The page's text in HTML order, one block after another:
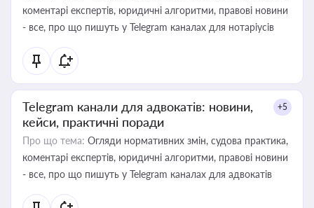
коментарі експертів, юридичні алгоритми, правові новини
- все, про що пишуть у Telegram каналах для нотаріусів
Telegram канали для адвокатів: новини,
кейси, практичні поради
+5
Про що тема: Огляди нормативних змін, судова практика,
коментарі експертів, юридичні алгоритми, правові новини
- все, про що пишуть у Telegram каналах для адвокатів